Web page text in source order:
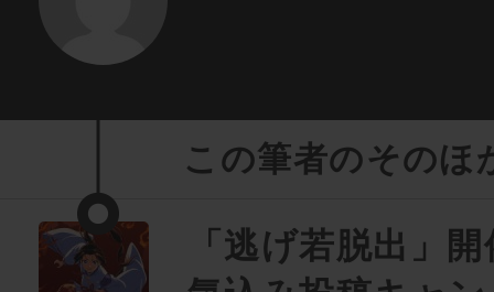
この筆者のそのほ
「逃げ若脱出」